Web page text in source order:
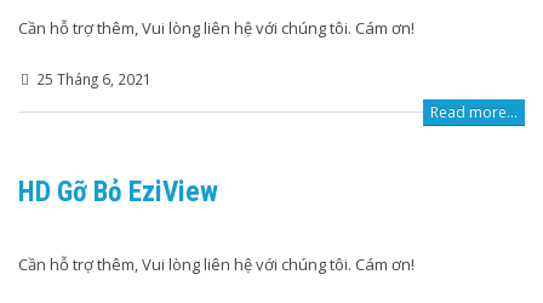
Cần hỗ trợ thêm, Vui lòng liên hệ với chúng tôi. Cám ơn!
25 Tháng 6, 2021
Read more...
HD Gỡ Bỏ EziView
Cần hỗ trợ thêm, Vui lòng liên hệ với chúng tôi. Cám ơn!